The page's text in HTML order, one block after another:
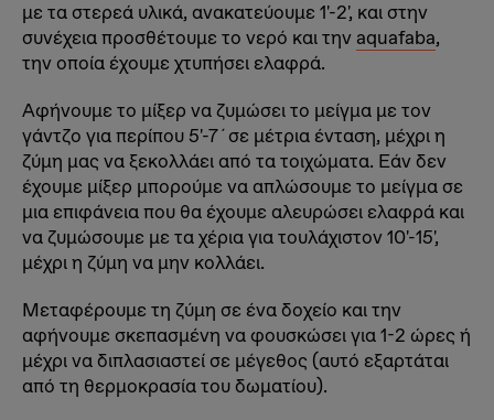
με τα στερεά υλικά, ανακατεύουμε 1'-2', και στην
συνέχεια προσθέτουμε το νερό και την aquafaba,
την οποία έχουμε χτυπήσει ελαφρά.
Αφήνουμε το μίξερ να ζυμώσει το μείγμα με τον
γάντζο για περίπου 5'-7΄σε μέτρια ένταση, μέχρι η
ζύμη μας να ξεκολλάει από τα τοιχώματα. Εάν δεν
έχουμε μίξερ μπορούμε να απλώσουμε το μείγμα σε
μια επιφάνεια που θα έχουμε αλευρώσει ελαφρά και
να ζυμώσουμε με τα χέρια για τουλάχιστον 10'-15',
μέχρι η ζύμη να μην κολλάει.
Μεταφέρουμε τη ζύμη σε ένα δοχείο και την
αφήνουμε σκεπασμένη να φουσκώσει για 1-2 ώρες ή
μέχρι να διπλασιαστεί σε μέγεθος (αυτό εξαρτάται
από τη θερμοκρασία του δωματίου).